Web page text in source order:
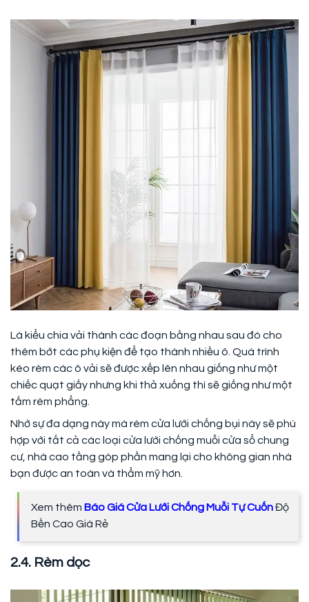
Là kiểu chia vải thành các đoạn bằng nhau sau đó cho
thêm bớt các phụ kiện để tạo thành nhiều ô. Quá trình
kéo rèm các ô vải sẽ được xếp lên nhau giống như một
chiếc quạt giấy nhưng khi thả xuống thì sẽ giống như một
tấm rèm phẳng.
Nhờ sự đa dạng này mà rèm cửa lưới chống bụi này sẽ phù
hợp với tất cả các loại cửa lưới chống muỗi cửa sổ chung
cư, nhà cao tầng góp phần mang lại cho không gian nhà
bạn được an toàn và thẩm mỹ hơn.
Xem thêm Báo Giá Cửa Lưới Chống Muỗi Tự CuốnĐộ
Bền Cao Giá Rẻ
2.4. Rèm dọc